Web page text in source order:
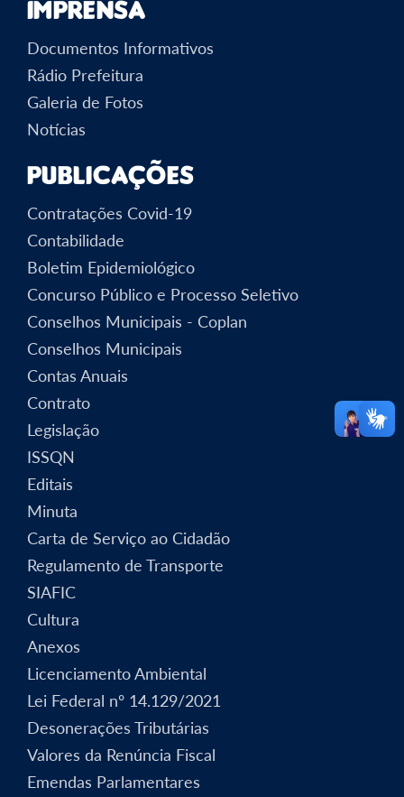
Imprensa
Documentos Informativos
Rádio Prefeitura
Galeria de Fotos
Notícias
Publicações
Contratações Covid-19
Contabilidade
Boletim Epidemiológico
Concurso Público e Processo Seletivo
Conselhos Municipais - Coplan
Conselhos Municipais
Contas Anuais
Contrato
Legislação
ISSQN
Editais
Minuta
Carta de Serviço ao Cidadão
Regulamento de Transporte
SIAFIC
Cultura
Anexos
Licenciamento Ambiental
Lei Federal nº 14.129/2021
Desonerações Tributárias
Valores da Renúncia Fiscal
Emendas Parlamentares